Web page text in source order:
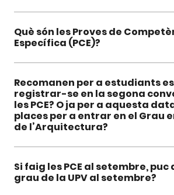
Què són les Proves de
Específica (PCE)?
Recomanen per a estudiants
registrar-se en la segona
les PCE? O ja per a aquesta
places per a entrar en el Grau
de l’Arquitectura?
Si faig les PCE al setembre,
grau de la UPV al setembre?